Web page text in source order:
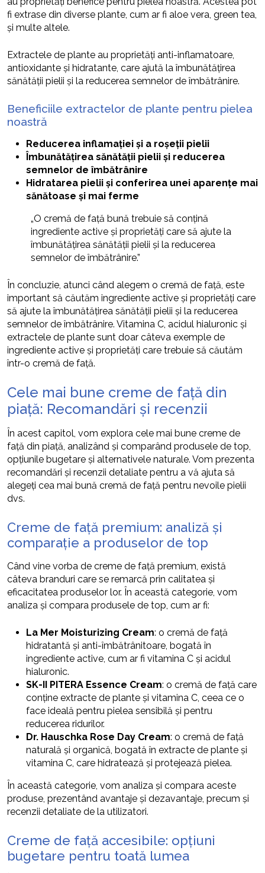
fi extrase din diverse plante, cum ar fi aloe vera, green tea,
și multe altele.
Extractele de plante au proprietăți anti-inflamatoare,
antioxidante și hidratante, care ajută la îmbunătățirea
sănătății pielii și la reducerea semnelor de îmbătrânire.
Beneficiile extractelor de plante pentru pielea
noastră
Reducerea inflamației și a roșeții pielii
Îmbunătățirea sănătății pielii și reducerea
semnelor de îmbătrânire
Hidratarea pielii și conferirea unei aparențe mai
sănătoase și mai ferme
„O cremă de față bună trebuie să conțină
ingrediente active și proprietăți care să ajute la
îmbunătățirea sănătății pielii și la reducerea
semnelor de îmbătrânire.”
În concluzie, atunci când alegem o cremă de față, este
important să căutăm ingrediente active și proprietăți care
să ajute la îmbunătățirea sănătății pielii și la reducerea
semnelor de îmbătrânire. Vitamina C, acidul hialuronic și
extractele de plante sunt doar câteva exemple de
ingrediente active și proprietăți care trebuie să căutăm
într-o cremă de față.
Cele mai bune creme de față din
piață: Recomandări și recenzii
În acest capitol, vom explora cele mai bune creme de
față din piață, analizând și comparând produsele de top,
opțiunile bugetare și alternativele naturale. Vom prezenta
recomandări și recenzii detaliate pentru a vă ajuta să
alegeți cea mai bună cremă de față pentru nevoile pielii
dvs.
Creme de față premium: analiză și
comparație a produselor de top
Când vine vorba de creme de față premium, există
câteva branduri care se remarcă prin calitatea și
eficacitatea produselor lor. În această categorie, vom
analiza și compara produsele de top, cum ar fi:
La Mer Moisturizing Cream: o cremă de față
hidratantă și anti-îmbătrânitoare, bogată în
ingrediente active, cum ar fi vitamina C și acidul
hialuronic.
SK-II PITERA Essence Cream: o cremă de față care
conține extracte de plante și vitamina C, ceea ce o
face ideală pentru pielea sensibilă și pentru
reducerea ridurilor.
Dr. Hauschka Rose Day Cream: o cremă de față
naturală și organică, bogată în extracte de plante și
vitamina C, care hidratează și protejează pielea.
În această categorie, vom analiza și compara aceste
produse, prezentând avantaje și dezavantaje, precum și
recenzii detaliate de la utilizatori.
Creme de față accesibile: opțiuni
bugetare pentru toată lumea